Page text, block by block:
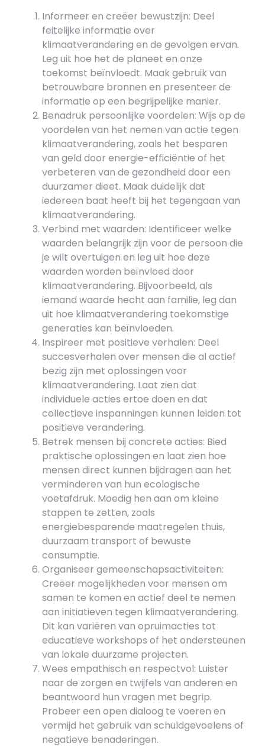
Informeer en creëer bewustzijn: Deel
feitelijke informatie over
klimaatverandering en de gevolgen ervan.
Leg uit hoe het de planeet en onze
toekomst beïnvloedt. Maak gebruik van
betrouwbare bronnen en presenteer de
informatie op een begrijpelijke manier.
Benadruk persoonlijke voordelen: Wijs op de
voordelen van het nemen van actie tegen
klimaatverandering, zoals het besparen
van geld door energie-efficiëntie of het
verbeteren van de gezondheid door een
duurzamer dieet. Maak duidelijk dat
iedereen baat heeft bij het tegengaan van
klimaatverandering.
Verbind met waarden: Identificeer welke
waarden belangrijk zijn voor de persoon die
je wilt overtuigen en leg uit hoe deze
waarden worden beïnvloed door
klimaatverandering. Bijvoorbeeld, als
iemand waarde hecht aan familie, leg dan
uit hoe klimaatverandering toekomstige
generaties kan beïnvloeden.
Inspireer met positieve verhalen: Deel
succesverhalen over mensen die al actief
bezig zijn met oplossingen voor
klimaatverandering. Laat zien dat
individuele acties ertoe doen en dat
collectieve inspanningen kunnen leiden tot
positieve verandering.
Betrek mensen bij concrete acties: Bied
praktische oplossingen en laat zien hoe
mensen direct kunnen bijdragen aan het
verminderen van hun ecologische
voetafdruk. Moedig hen aan om kleine
stappen te zetten, zoals
energiebesparende maatregelen thuis,
duurzaam transport of bewuste
consumptie.
Organiseer gemeenschapsactiviteiten:
Creëer mogelijkheden voor mensen om
samen te komen en actief deel te nemen
aan initiatieven tegen klimaatverandering.
Dit kan variëren van opruimacties tot
educatieve workshops of het ondersteunen
van lokale duurzame projecten.
Wees empathisch en respectvol: Luister
naar de zorgen en twijfels van anderen en
beantwoord hun vragen met begrip.
Probeer een open dialoog te voeren en
vermijd het gebruik van schuldgevoelens of
negatieve benaderingen.